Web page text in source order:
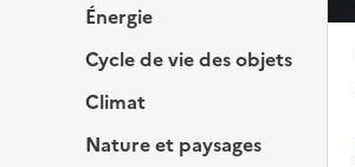
Énergie
Cycle de vie des objets
Climat
Nature et paysages